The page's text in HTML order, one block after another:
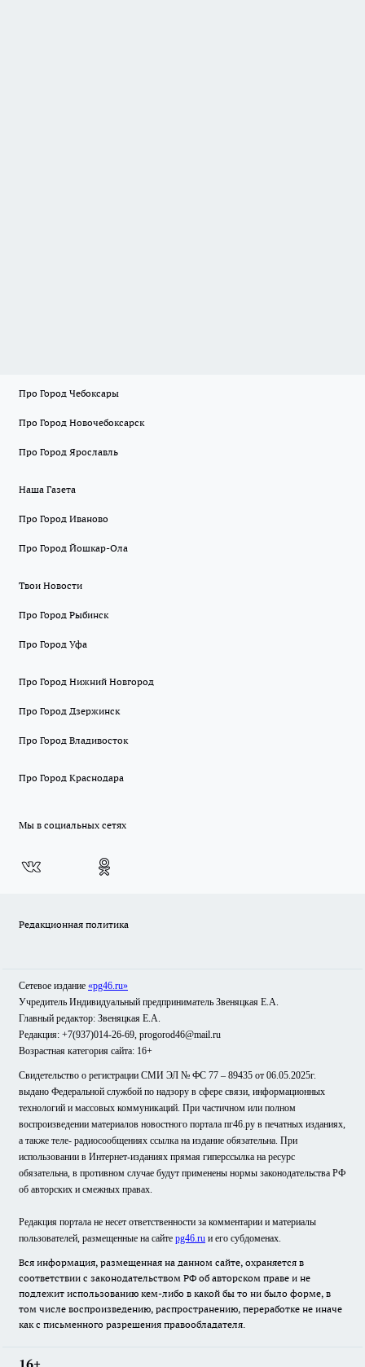
Про Город Чебоксары
Про Город Новочебоксарск
Про Город Ярославль
Наша Газета
Про Город Иваново
Про Город Йошкар-Ола
Твои Новости
Про Город Рыбинск
Про Город Уфа
Про Город Нижний Новгород
Про Город Дзержинск
Про Город Владивосток
Про Город Краснодара
Мы в социальных сетях
Редакционная политика
Сетевое издание «pg46.ru»
Учредитель Индивидуальный предприниматель Звеняцкая Е.А.
Главный редактор: Звеняцкая Е.А.
Редакция: +7(937)014-26-69, progorod46@mail.ru
Возрастная категория сайта: 16+
Свидетельство о регистрации СМИ ЭЛ № ФС 77 – 89435 от 06.05.2025г.
выдано Федеральной службой по надзору в сфере связи, информационных
технологий и массовых коммуникаций. При частичном или полном
воспроизведении материалов новостного портала пг46.ру в печатных изданиях,
а также теле- радиосообщениях ссылка на издание обязательна. При
использовании в Интернет-изданиях прямая гиперссылка на ресурс
обязательна, в противном случае будут применены нормы законодательства РФ
об авторских и смежных правах.
Редакция портала не несет ответственности за комментарии и материалы
пользователей, размещенные на сайте pg46.ru и его субдоменах.
Вся информация, размещенная на данном сайте, охраняется в
соответствии с законодательством РФ об авторском праве и не
подлежит использованию кем-либо в какой бы то ни было форме, в
том числе воспроизведению, распространению, переработке не иначе
как с письменного разрешения правообладателя.
16+